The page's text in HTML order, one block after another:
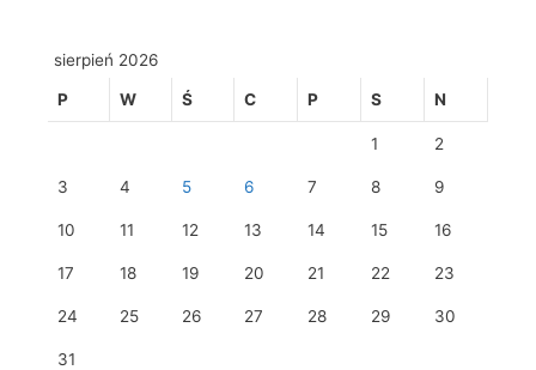
sierpień 2026
P W Ś C P S N
1 2
3 4 5 6 7 8 9
10 11 12 13 14 15 16
17 18 19 20 21 22 23
24 25 26 27 28 29 30
31